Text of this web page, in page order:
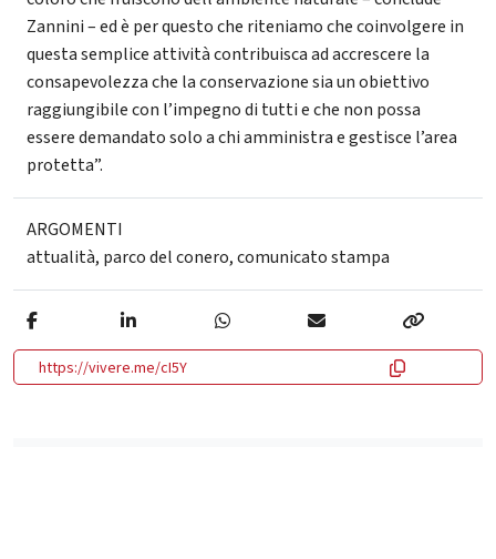
Zannini – ed è per questo che riteniamo che coinvolgere in
questa semplice attività contribuisca ad accrescere la
consapevolezza che la conservazione sia un obiettivo
raggiungibile con l’impegno di tutti e che non possa
essere demandato solo a chi amministra e gestisce l’area
protetta”.
ARGOMENTI
attualità, parco del conero,comunicato stampa
https://vivere.me/cI5Y